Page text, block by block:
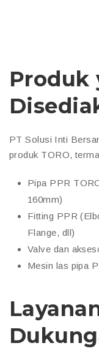
Produk
PT Solusi Inti
produk TORO,
Pipa PPR
160mm)
Fitting PPR
Flange, dll)
Valve dan
Mesin las pipa